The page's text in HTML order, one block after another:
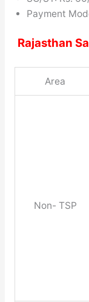
Payment
Rajasthan
Area
Non- TSP